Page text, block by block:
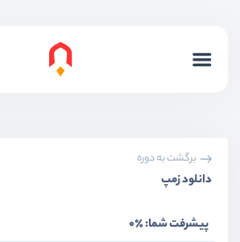
برگشت به دوره
دانلود زمپ
پیشرفت شما:٪0